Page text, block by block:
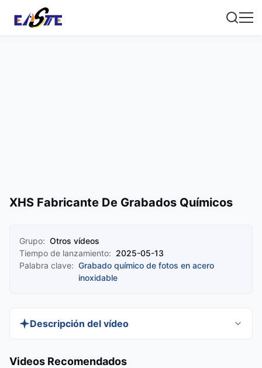
XHS Fabricante De Grabados Químicos
Grupo: Otros vídeos
Tiempo de lanzamiento: 2025-05-13
Palabra clave: Grabado químico de fotos en acero
inoxidable
Descripción del vídeo
Discover XHS Chemical Etching Manufacturer's
Videos Recomendados